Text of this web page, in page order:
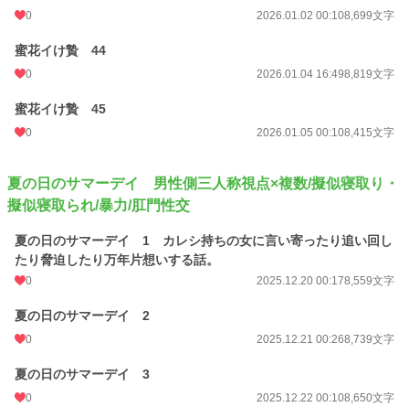
0 2026.01.02 00:108,699文字
蜜花イけ贄 44
0 2026.01.04 16:498,819文字
蜜花イけ贄 45
0 2026.01.05 00:108,415文字
夏の日のサマーデイ 男性側三人称視点×複数/擬似寝取り・
擬似寝取られ/暴力/肛門性交
夏の日のサマーデイ 1 カレシ持ちの女に言い寄ったり追い回し
たり脅迫したり万年片想いする話。
0 2025.12.20 00:178,559文字
夏の日のサマーデイ 2
0 2025.12.21 00:268,739文字
夏の日のサマーデイ 3
0 2025.12.22 00:108,650文字